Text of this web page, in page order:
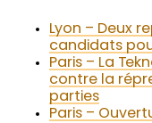
Lyon – Deux
candidats
Paris – La
contre la
parties
Paris –